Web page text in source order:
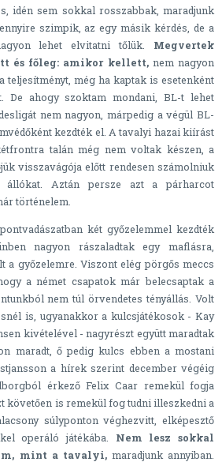
idén sem sokkal rosszabbak, maradjunk
szimpik, az egy másik kérdés, de a
lehet elvitatni tőlük. Megvertek
és főleg: amikor kellett,nem nagyon
teljesítményt, még ha kaptak is esetenként
De ahogy szoktam mondani, BL-t lehet
nem nagyon, márpedig a végül BL-
kezdték el. A tavalyi hazai kiírást
talán még nem voltak készen, a
visszavágója előtt rendesen számolniuk
állókat. Aztán persze azt a párharcot
történelem.
két győzelemmel kezdték
nagyon rászaladtak egy maflásra,
a győzelemre. Viszont elég pörgős meccs
a német csapatok már belecsaptak a
nem túl örvendetes tényállás. Volt
is, ugyanakkor a kulcsjátékosok - Kay
kivételével - nagyrészt együtt maradtak
maradt, ő pedig kulcs ebben a mostani
a hírek szerint december végéig
érkező Felix Caar remekül fogja
követően is remekül fog tudni illeszkedni a
súlyponton véghezvitt, elképesztő
operáló játékába. Nem lesz sokkal
mint a tavalyi, maradjunk annyiban.